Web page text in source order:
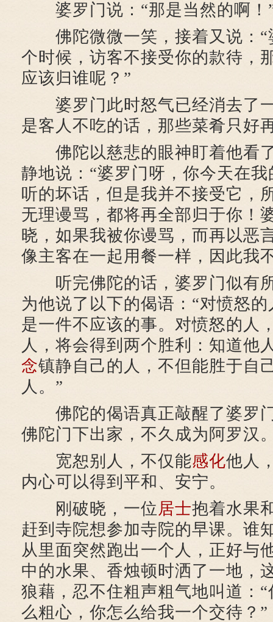
婆罗门说：“那是当然的啊！
佛陀微微一笑，接着又说：“
个时候，访客不接受你的款待，
应该归谁呢？”
婆罗门此时怒气已经消去了
是客人不吃的话，那些菜肴只好
佛陀以慈悲的眼神盯着他看
静地说：“婆罗门呀，你今天在
听的坏话，但是我并不接受它，
无理谩骂，都将再全部归于你！
晓，如果我被你谩骂，而再以恶
像主客在一起用餐一样，因此我
听完佛陀的话，婆罗门似有
为他说了以下的偈语：“对愤怒
是一件不应该的事。对愤怒的人
人，将会得到两个胜利：知道他
念镇静自己的人，不但能胜于自
人。”
佛陀的偈语真正敲醒了婆罗
佛陀门下出家，不久成为阿罗汉
宽恕别人，不仅能感化他人
内心可以得到平和、安宁。
刚破晓，一位 居士抱着水果
赶到寺院想参加寺院的早课。谁
从里面突然跑出一个人，正好与
中的水果、香烛顿时洒了一地，
狼藉，忍不住粗声粗气地叫道：
么粗心，你怎么给我一个交待？”